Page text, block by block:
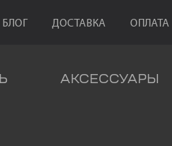
БЛОГ ДОСТАВКА ОПЛАТА
АКСЕССУАРЫ